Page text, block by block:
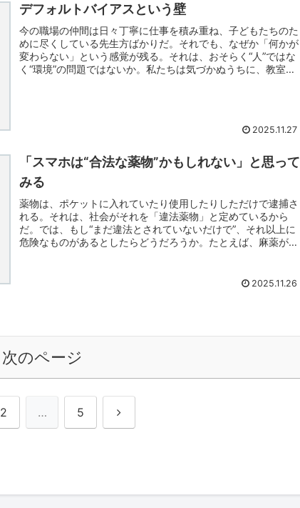
デフォルトバイアスという壁
今の職場の仲間は日々丁寧に仕事を積み重ね、子どもたちのた
めに尽くしている先生方ばかりだ。それでも、なぜか「何かが
変わらない」という感覚が残る。それは、おそらく“人”ではな
く“環境”の問題ではないか。私たちは気づかぬうちに、教室や
2025.11.27
「スマホは“合法な薬物”かもしれない」と思って
みる
薬物は、ポケットに入れていたり使用したりしただけで逮捕さ
れる。それは、社会がそれを「違法薬物」と定めているから
だ。では、もし“まだ違法とされていないだけで”、それ以上に
危険なものがあるとしたらどうだろうか。たとえば、麻薬が世
2025.11.26
次のページ
2 … 5 次